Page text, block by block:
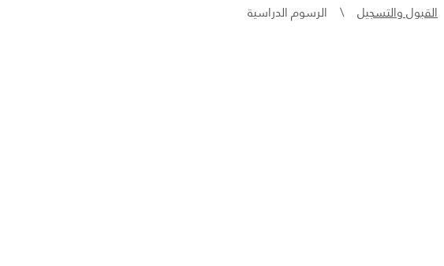
القبول والتسجيل \ الرسوم الدراسية